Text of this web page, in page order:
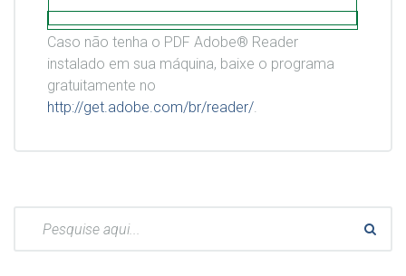
Caso não tenha o PDF Adobe® Reader
instalado em sua máquina, baixe o programa
gratuitamente no
http://get.adobe.com/br/reader/.